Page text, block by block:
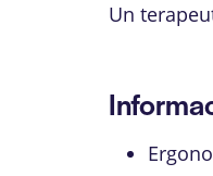
Un